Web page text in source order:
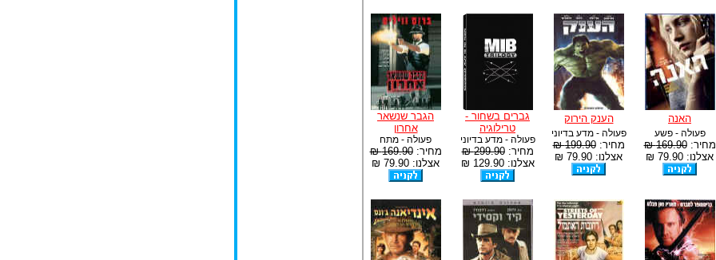
האנה
פעולה - פשע
מחיר:169.90 ₪
אצלנו: 79.90 ₪
הענק הירוק
פעולה - מדע בדיוני
מחיר:199.90 ₪
אצלנו: 79.90 ₪
גברים בשחור -
טרילוגיה
פעולה - מדע בדיוני
מחיר:299.90 ₪
אצלנו: 129.90 ₪
הגבר שנשאר
אחרון
פעולה - מתח
מחיר:169.90 ₪
אצלנו: 79.90 ₪